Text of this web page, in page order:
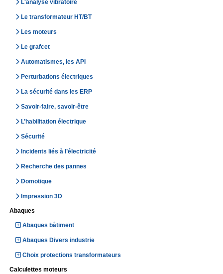
L'analyse vibratoire
Le transformateur HT/BT
Les moteurs
Le grafcet
Automatismes, les API
Perturbations électriques
La sécurité dans les ERP
Savoir-faire, savoir-être
L’habilitation électrique
Sécurité
Incidents liés à l’électricité
Recherche des pannes
Domotique
Impression 3D
Abaques
Abaques bâtiment
Abaques Divers industrie
Choix protections transformateurs
Calculettes moteurs